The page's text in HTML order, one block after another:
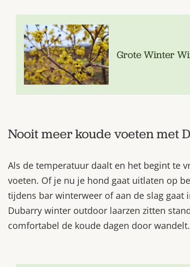
Grote Winter
Nooit meer koude voeten met
Als de temperatuur daalt en het begint te
voeten. Of je nu je hond gaat uitlaten op
tijdens bar winterweer of aan de slag
Dubarry winter outdoor laarzen zitten
comfortabel de koude dagen door wandelt.